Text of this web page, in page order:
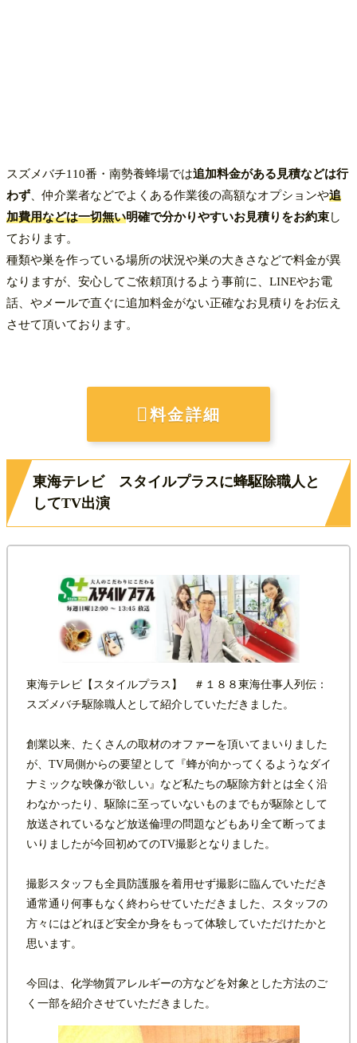
スズメバチ110番・南勢養蜂場では追加料金がある見積などは行
わず、仲介業者などでよくある作業後の高額なオプションや追
加費用などは一切無い明確で分かりやすいお見積りをお約束し
ております。
種類や巣を作っている場所の状況や巣の大きさなどで料金が異
なりますが、安心してご依頼頂けるよう事前に、LINEやお電
話、やメールで直ぐに追加料金がない正確なお見積りをお伝え
させて頂いております。
料金詳細
東海テレビ スタイルプラスに蜂駆除職人と
してTV出演
東海テレビ【スタイルプラス】 ＃１８８東海仕事人列伝：
スズメバチ駆除職人として紹介していただきました。
創業以来、たくさんの取材のオファーを頂いてまいりました
が、TV局側からの要望として『蜂が向かってくるようなダイ
ナミックな映像が欲しい』など私たちの駆除方針とは全く沿
わなかったり、駆除に至っていないものまでもが駆除として
放送されているなど放送倫理の問題などもあり全て断ってま
いりましたが今回初めてのTV撮影となりました。
撮影スタッフも全員防護服を着用せず撮影に臨んでいただき
通常通り何事もなく終わらせていただきました、スタッフの
方々にはどれほど安全か身をもって体験していただけたかと
思います。
今回は、化学物質アレルギーの方などを対象とした方法のご
く一部を紹介させていただきました。